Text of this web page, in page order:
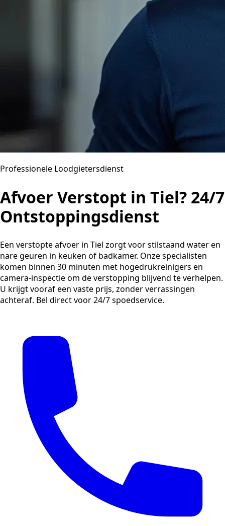
Professionele Loodgietersdienst
Afvoer Verstopt in Tiel? 24/7
Ontstoppingsdienst
Een verstopte afvoer in Tiel zorgt voor stilstaand water en
nare geuren in keuken of badkamer. Onze specialisten
komen binnen 30 minuten met hogedrukreinigers en
camera-inspectie om de verstopping blijvend te verhelpen.
U krijgt vooraf een vaste prijs, zonder verrassingen
achteraf. Bel direct voor 24/7 spoedservice.